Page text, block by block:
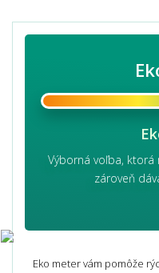
Výborná voľba,
zároveň
Eko meter vám pomôže